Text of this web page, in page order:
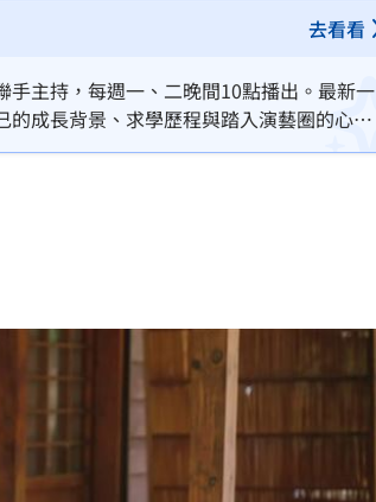
去看看
主持，每週一、二晚間10點播出。最新一
成長背景、求學歷程與踏入演藝圈的心路
喜重現景美女中儀隊學生時代的招牌技